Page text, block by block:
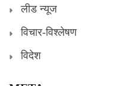
लीड न्यूज
विचार-विश्लेषण
विदेश